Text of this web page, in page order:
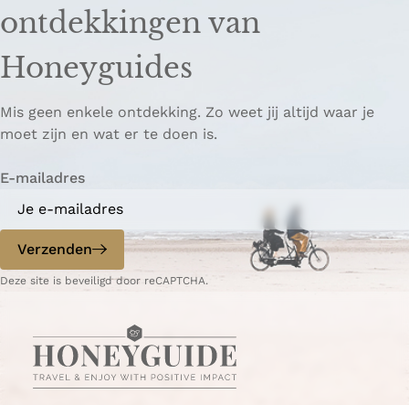
d
s
e
n
ontdekkingen van
Honeyguides
Mis geen enkele ontdekking. Zo weet jij altijd waar je
moet zijn en wat er te doen is.
E-mailadres
Verzenden
Deze site is beveiligd door reCAPTCHA.